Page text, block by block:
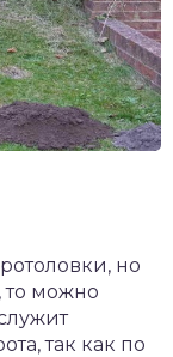
но
то можно
так как по